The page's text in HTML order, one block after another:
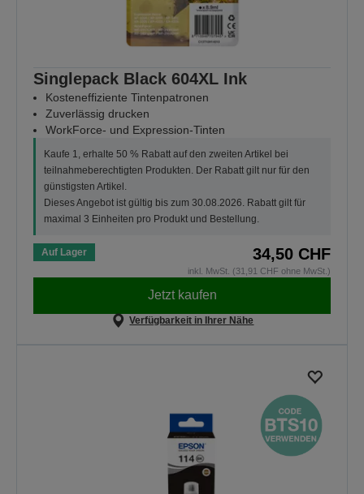
Singlepack Black 604XL Ink
Kosteneffiziente Tintenpatronen
Zuverlässig drucken
WorkForce- und Expression-Tinten
Kaufe 1, erhalte 50 % Rabatt auf den zweiten Artikel bei
teilnahmeberechtigten Produkten. Der Rabatt gilt nur für den
günstigsten Artikel.
Dieses Angebot ist gültig bis zum 30.08.2026. Rabatt gilt für
maximal 3 Einheiten pro Produkt und Bestellung.
Auf Lager 34,50 CHF
inkl. MwSt. (31,91 CHF ohne MwSt.)
Jetzt kaufen
Verfügbarkeit in Ihrer Nähe